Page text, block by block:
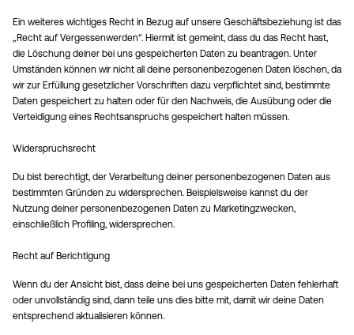
Ein weiteres wichtiges Recht in Bezug auf unsere Geschäftsbeziehung ist das
„Recht auf Vergessenwerden“. Hiermit ist gemeint, dass du das Recht hast,
die Löschung deiner bei uns gespeicherten Daten zu beantragen. Unter
Umständen können wir nicht all deine personenbezogenen Daten löschen, da
wir zur Erfüllung gesetzlicher Vorschriften dazu verpflichtet sind, bestimmte
Daten gespeichert zu halten oder für den Nachweis, die Ausübung oder die
Verteidigung eines Rechtsanspruchs gespeichert halten müssen.
Widerspruchsrecht
Du bist berechtigt, der Verarbeitung deiner personenbezogenen Daten aus
bestimmten Gründen zu widersprechen. Beispielsweise kannst du der
Nutzung deiner personenbezogenen Daten zu Marketingzwecken,
einschließlich Profiling, widersprechen.
Recht auf Berichtigung
Wenn du der Ansicht bist, dass deine bei uns gespeicherten Daten fehlerhaft
oder unvollständig sind, dann teile uns dies bitte mit, damit wir deine Daten
entsprechend aktualisieren können.